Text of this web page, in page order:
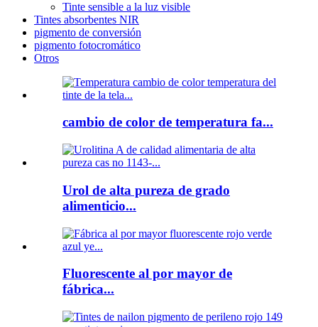
Tinte sensible a la luz visible
Tintes absorbentes NIR
pigmento de conversión
pigmento fotocromático
Otros
cambio de color de temperatura fa...
Urol de alta pureza de grado
alimenticio...
Fluorescente al por mayor de
fábrica...